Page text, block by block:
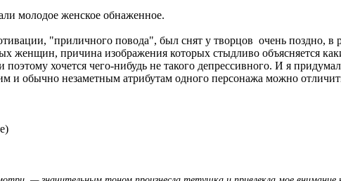
молодое женское обнаженное.
"приличного повода", был снят у творцов очень поздно, в
женщин, причина изображения которых стыдливо объясняется
хочется чего-нибудь не такого депрессивного. И я
и обычно незаметным атрибутам одного персонажа можно